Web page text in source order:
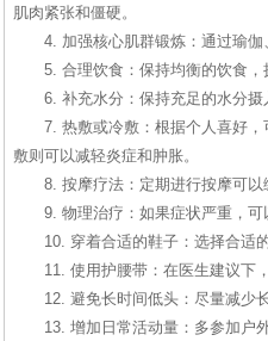
肌肉紧张和僵硬。
4. 加强核心肌群锻炼：通过瑜
5. 合理饮食：保持均衡的饮食
6. 补充水分：保持充足的水分
7. 热敷或冷敷：根据个人喜好
敷则可以减轻炎症和肿胀。
8. 按摩疗法：定期进行按摩可
9. 物理治疗：如果症状严重，
10. 穿着合适的鞋子：选择合适
11. 使用护腰带：在医生建议下
12. 避免长时间低头：尽量减少
13. 增加日常活动量：多参加户